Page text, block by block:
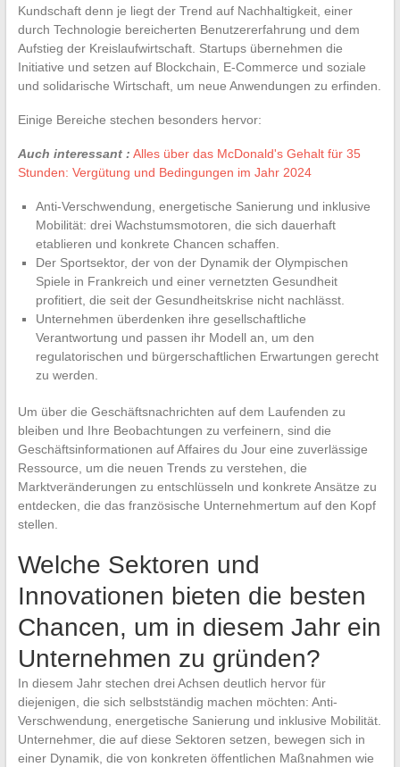
Kundschaft denn je liegt der Trend auf Nachhaltigkeit, einer
durch Technologie bereicherten Benutzererfahrung und dem
Aufstieg der Kreislaufwirtschaft. Startups übernehmen die
Initiative und setzen auf Blockchain, E-Commerce und soziale
und solidarische Wirtschaft, um neue Anwendungen zu erfinden.
Einige Bereiche stechen besonders hervor:
Auch interessant : Alles über das McDonald's Gehalt für 35
Stunden: Vergütung und Bedingungen im Jahr 2024
Anti-Verschwendung, energetische Sanierung und inklusive
Mobilität: drei Wachstumsmotoren, die sich dauerhaft
etablieren und konkrete Chancen schaffen.
Der Sportsektor, der von der Dynamik der Olympischen
Spiele in Frankreich und einer vernetzten Gesundheit
profitiert, die seit der Gesundheitskrise nicht nachlässt.
Unternehmen überdenken ihre gesellschaftliche
Verantwortung und passen ihr Modell an, um den
regulatorischen und bürgerschaftlichen Erwartungen gerecht
zu werden.
Um über die Geschäftsnachrichten auf dem Laufenden zu
bleiben und Ihre Beobachtungen zu verfeinern, sind die
Geschäftsinformationen auf Affaires du Jour eine zuverlässige
Ressource, um die neuen Trends zu verstehen, die
Marktveränderungen zu entschlüsseln und konkrete Ansätze zu
entdecken, die das französische Unternehmertum auf den Kopf
stellen.
Welche Sektoren und
Innovationen bieten die besten
Chancen, um in diesem Jahr ein
Unternehmen zu gründen?
In diesem Jahr stechen drei Achsen deutlich hervor für
diejenigen, die sich selbstständig machen möchten: Anti-
Verschwendung, energetische Sanierung und inklusive Mobilität.
Unternehmer, die auf diese Sektoren setzen, bewegen sich in
einer Dynamik, die von konkreten öffentlichen Maßnahmen wie